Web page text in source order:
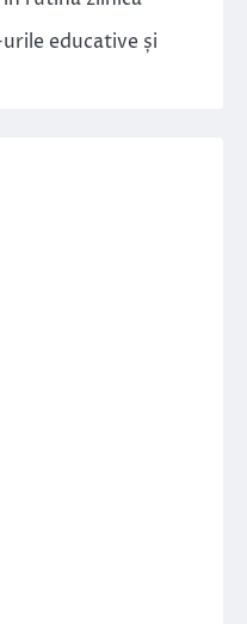
educative și